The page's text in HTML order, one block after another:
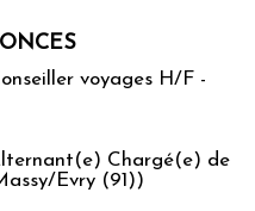
voyages H/F -
Chargé(e) de
Evry (91))